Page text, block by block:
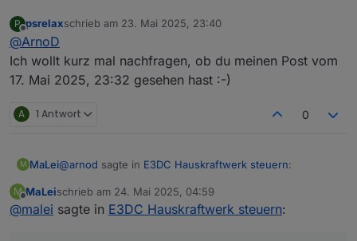
P
Offline
psrelaxschrieb am 23. Mai 2025, 23:40
zuletzt editiert von
@ArnoD
Ich wollt kurz mal nachfragen, ob du meinen Post vom
17. Mai 2025, 23:32 gesehen hast :-)
A 1 Antwort 0
M MaLei@arnod sagte in E3DC Hauskraftwerk steuern:
@malei
M
Offline
MaLeischrieb am 24. Mai 2025, 04:59
zuletzt editiert von
@malei sagte in E3DC Hauskraftwerk steuern: